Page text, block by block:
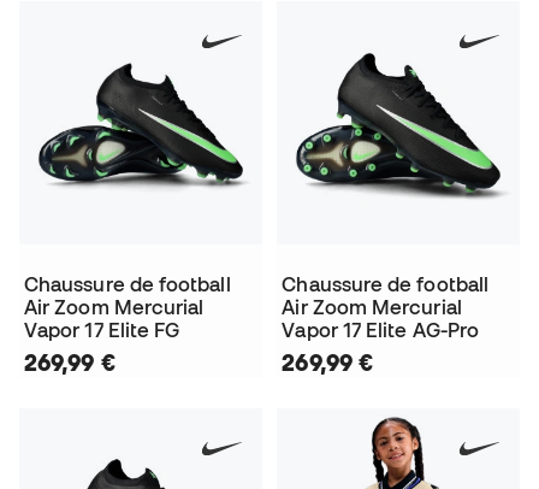
Chaussure de football
Air Zoom Mercurial
Vapor 17 Elite FG
269,99 €
Chaussure de football
Air Zoom Mercurial
Vapor 17 Elite AG-Pro
269,99 €